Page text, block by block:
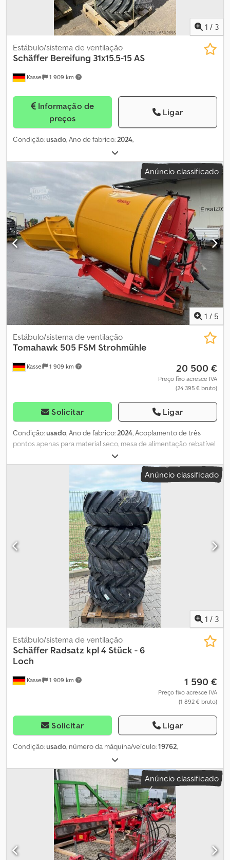
1 / 3
Kassel 1 909 km
Estábulo/sistema de ventilação
Schäffer Bereifung 31x15.5-15 AS
Informação de
preços
Ligar
Condição:usado, Ano de fabrico:2024,
Anúncio classificado
1 / 5
Kassel 1 909 km
Estábulo/sistema de ventilação
Tomahawk 505 FSM Strohmühle
20 500 €
Preço fixo acresce IVA
(24 395 € bruto)
Solicitar Ligar
Condição:usado, Ano de fabrico:2024, Acoplamento de três
pontos apenas para material seco, mesa de alimentação rebatível
hidráulica para fardos redondos e quadrados. Moinho e mesa de
alimentação fixados com parafusos em uma estrutura de base
estável. É necessário 2x conexões hidráulicas de dupla ação.
Descarga girafada na direção de deslocamento à esquerda.
Djdpfetrdztjx Ac Aeck
Anúncio classificado
1 / 3
Kassel 1 909 km
Estábulo/sistema de ventilação
Schäffer Radsatz kpl 4 Stück - 6
Loch
1 590 €
Preço fixo acresce IVA
(1 892 € bruto)
Solicitar Ligar
Condição:usado, número da máquina/veículo:19762,
Anúncio classificado